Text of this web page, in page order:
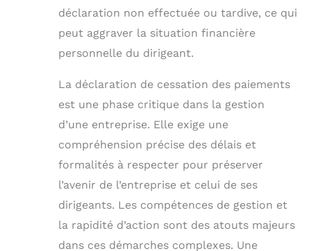
déclaration non effectuée ou tardive, ce qui
peut aggraver la situation financière
personnelle du dirigeant.
La déclaration de cessation des paiements
est une phase critique dans la gestion
d’une entreprise. Elle exige une
compréhension précise des délais et
formalités à respecter pour préserver
l’avenir de l’entreprise et celui de ses
dirigeants. Les compétences de gestion et
la rapidité d’action sont des atouts majeurs
dans ces démarches complexes. Une